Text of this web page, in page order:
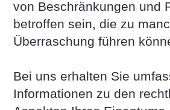
von Beschränkungen und
betroffen sein, die zu
Überraschung führen
Bei uns erhalten Sie
Informationen zu den